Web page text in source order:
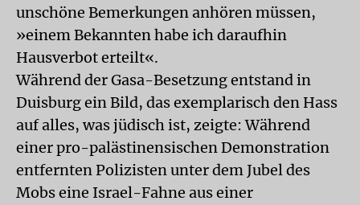
unschöne Bemerkungen anhören müssen,
»einem Bekannten habe ich daraufhin
Hausverbot erteilt«.
Während der Gasa-Besetzung entstand in
Duisburg ein Bild, das exemplarisch den Hass
auf alles, was jüdisch ist, zeigte: Während
einer pro-palästinensischen Demonstration
entfernten Polizisten unter dem Jubel des
Mobs eine Israel-Fahne aus einer